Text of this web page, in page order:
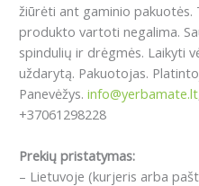
žiūrėti ant gaminio pakuotės.
produkto vartoti negalima.
spindulių ir drėgmės. Laikyti
uždarytą. Pakuotojas.
Panevėžys. info@yerbamate.lt
+37061298228
Prekių pristatymas:
– Lietuvoje (kurjeris arba